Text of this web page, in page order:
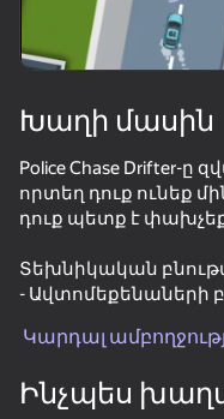
Destroy the car 3D
Unreal
Խաղի մասին
Police Chase Drifter-
որտեղ դուք ունեք
դուք պետք է
Տեխնիկական
- Ավտոմեքենաների
WASD / Ռադիո
Կարդալ
Ինչպես